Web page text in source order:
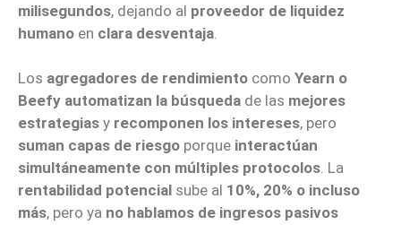
milisegundos, dejando al proveedor de liquidez
humano en clara desventaja
Los agregadores de rendimiento como Yearn o
Beefy automatizan la búsqueda de las mejores
estrategias y recomponen los intereses, pero
suman capas de riesgo porque interactúan
simultáneamente con múltiples protocolos. La
rentabilidad potencial sube al 10%, 20% o incluso
más, pero ya no hablamos de ingresos pasivos